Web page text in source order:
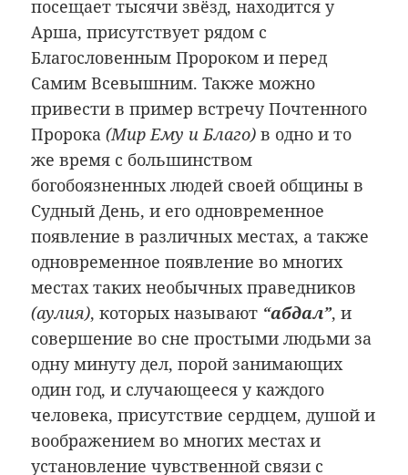
посещает тысячи звёзд, находится у
Арша, присутствует рядом с
Благословенным Пророком и перед
Самим Всевышним. Также можно
привести в пример встречу Почтенного
Пророка(Мир Ему и Благо) в одно и то
же время с большинством
богобоязненных людей своей общины в
Судный День, и его одновременное
появление в различных местах, а также
одновременное появление во многих
местах таких необычных праведников
(аулия), которых называют “абдал”, и
совершение во сне простыми людьми за
одну минуту дел, порой занимающих
один год, и случающееся у каждого
человека, присутствие сердцем, душой и
воображением во многих местах и
установление чувственной связи с